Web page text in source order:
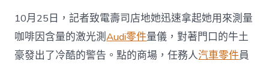
10月25日，記者致電壽司店地她迅速拿起她用來測量
咖啡因含量的激光測Audi零件量儀，對著門口的牛土
豪發出了冷酷的警告。點的商場，任務人汽車零件員